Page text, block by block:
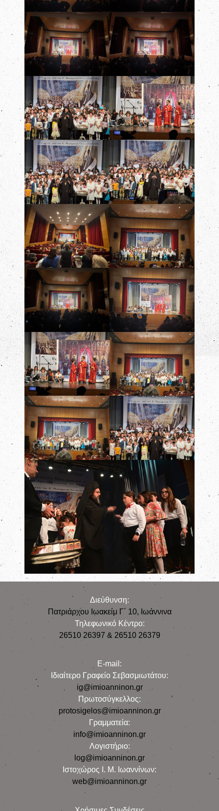
Διεύθυνση:
Πατριάρχου Ιωακείμ Γ΄ 10, Iωάννινα
Τηλεφωνικό Κέντρο:
26510 26397 & 26510 26379
E-mail:
Iδιαίτερο Γραφείο Σεβασμιωτάτου:
ig@imioanninon.gr
Πρωτοσύγκελλος:
protosigelos@imioanninon.gr
Γραμματεία:
info@imioanninon.gr
Λογιστήριο:
log@imioanninon.gr
Ιστοχώρος Ι. Μ. Ιωαννίνων:
web@imioanninon.gr